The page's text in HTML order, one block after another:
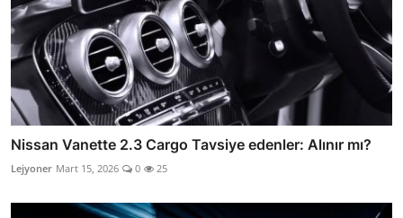
Nissan Vanette 2.3 Cargo Tavsiye edenler: Alınır mı?
Lejyoner Mart 15, 2026 0 25